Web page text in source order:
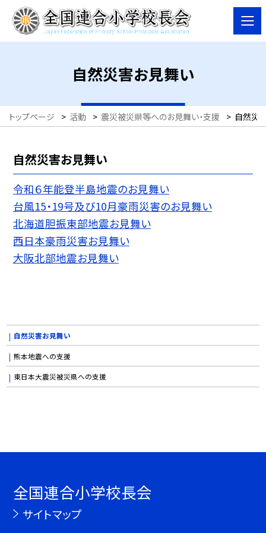
自然災害お見舞い
トップページ > 活動 > 震災被災県等へのお見舞い・支援 > 自然災
自然災害お見舞い
令和６年能登半島地震のお見舞い
台風15・19号及び10月豪雨災害のお見舞い
北海道胆振東部地震お見舞い
西日本豪雨災害お見舞い
大阪北部地震お見舞い
自然災害お見舞い
熊本地震への支援
東日本大震災被災県への支援
全国連合小学校長会
サイトマップ